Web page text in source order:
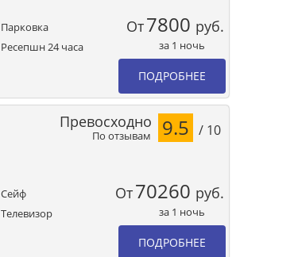
Парковка
Ресепшн 24 часа
От7800 руб.
за 1 ночь
ПОДРОБНЕЕ
Сейф
Телевизор
По отзывам
Превосходно 9.5 / 10
От70260 руб.
за 1 ночь
ПОДРОБНЕЕ